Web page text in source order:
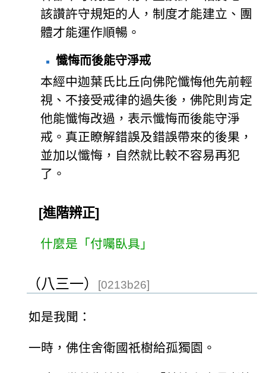
該讚許守規矩的人，制度才能建立、團
體才能運作順暢。
懺悔而後能守淨戒
本經中迦葉氏比丘向佛陀懺悔他先前輕
視、不接受戒律的過失後，佛陀則肯定
他能懺悔改過，表示懺悔而後能守淨
戒。真正瞭解錯誤及錯誤帶來的後果，
並加以懺悔，自然就比較不容易再犯
了。
[進階辨正]
什麼是「付囑臥具」
（八三一） [0213b26]
如是我聞：
一時，佛住舍衛國祇樹給孤獨園。